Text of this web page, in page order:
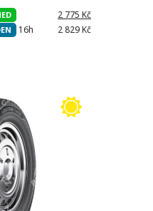
2 775 Kč
2 829 Kč
16h